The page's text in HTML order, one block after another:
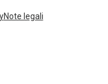
Note legali